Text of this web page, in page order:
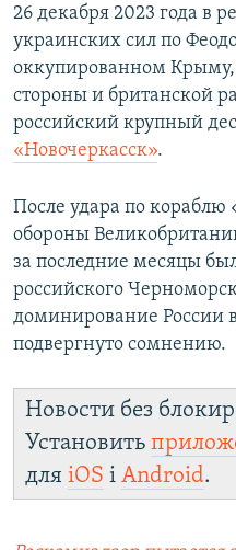
26 декабря 2023 года в
украинских сил по
оккупированном
стороны и британской
российский крупный
«Новочеркасск».
После удара по
обороны
за последние месяцы
российского
доминирование России
подвергнуто сомнению.
Новости без
Установить
для iOS і Android.